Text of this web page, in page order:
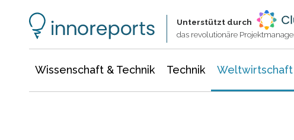
Unterstützt durch
das revolutionäre
Wissenschaft & Technik Technik Weltwirtschaft